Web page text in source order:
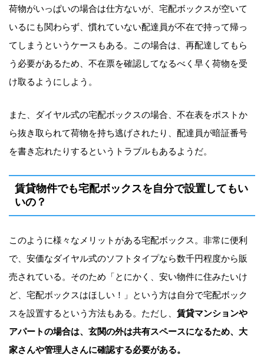
荷物がいっぱいの場合は仕方ないが、宅配ボックスが空いて
いるにも関わらず、慣れていない配達員が不在で持って帰っ
てしまうというケースもある。この場合は、再配達してもら
う必要があるため、不在票を確認してなるべく早く荷物を受
け取るようにしよう。
また、ダイヤル式の宅配ボックスの場合、不在表をポストか
ら抜き取られて荷物を持ち逃げされたり、配達員が暗証番号
を書き忘れたりするというトラブルもあるようだ。
賃貸物件でも宅配ボックスを自分で設置してもい
いの？
このように様々なメリットがある宅配ボックス。非常に便利
で、安価なダイヤル式のソフトタイプなら数千円程度から販
売されている。そのため「とにかく、安い物件に住みたいけ
ど、宅配ボックスはほしい！」という方は自分で宅配ボック
スを設置するという方法もある。ただし、 賃貸マンションや
アパートの場合は、玄関の外は共有スペースになるため、大
家さんや管理人さんに確認する必要がある。